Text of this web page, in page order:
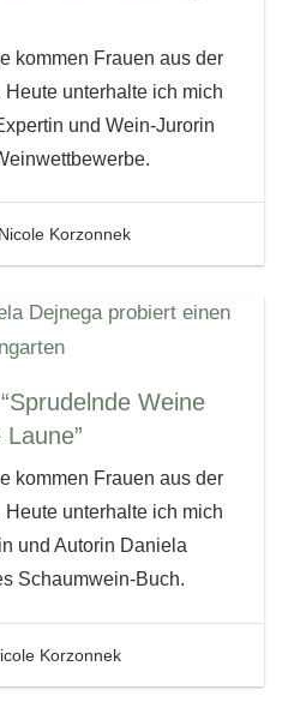
kommen Frauen aus der
unterhalte ich mich
und Wein-Jurorin
Nicole Korzonnek
Weine
kommen Frauen aus der
unterhalte ich mich
und Autorin Daniela
Schaumwein-Buch.
Korzonnek